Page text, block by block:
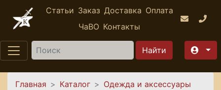
Перейти к основному содержанию
Статьи Заказ Доставка Оплата
ЧаВО Контакты
Найти
Вы здесь
Главная Каталог
Одежда и аксессуары